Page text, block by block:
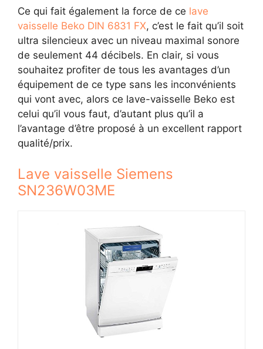
Ce qui fait également la force de ce lave
vaisselle Beko DIN 6831 FX, c’est le fait qu’il soit
ultra silencieux avec un niveau maximal sonore
de seulement 44 décibels. En clair, si vous
souhaitez profiter de tous les avantages d’un
équipement de ce type sans les inconvénients
qui vont avec, alors ce lave-vaisselle Beko est
celui qu’il vous faut, d’autant plus qu’il a
l’avantage d’être proposé à un excellent rapport
qualité/prix.
Lave vaisselle Siemens
SN236W03ME